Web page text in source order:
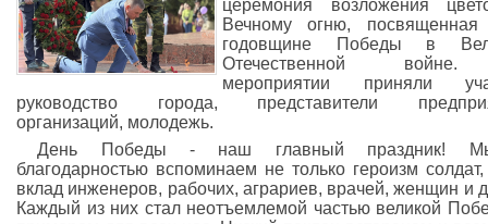
церемония возложения
Вечному огню, посвященная
годовщине Победы в
Отечественной
мероприятии приняли
руководство города, представители
организаций, молодежь.
День Победы - наш главный праздник!
благодарностью вспоминаем не только героизм
вклад инженеров, рабочих, аграриев, врачей, женщин и
Каждый из них стал неотъемлемой частью великой